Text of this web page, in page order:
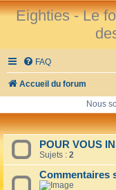
Eighties - Le
FAQ
Accueil du forum
Nous
POUR VOUS
Sujets : 2
Commentaires